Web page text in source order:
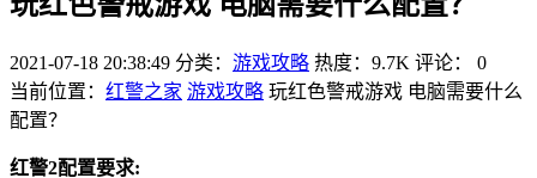
2021-07-18 20:38:49 分类： 游戏攻略 热度：9.7K 评论：
0
当前位置： 红警之家 游戏攻略 玩红色警戒游戏 电脑需要什么
配置？
红警2配置要求: